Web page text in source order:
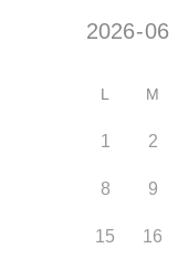
L M
1 2
8 9
15 16